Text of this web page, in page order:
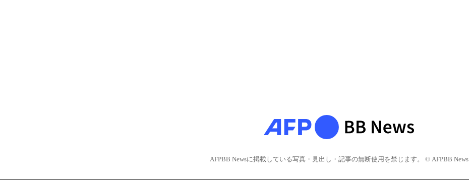
AFPBB Newsに掲載している写真・見出し・記事の無断使用を禁じます。 © AFPBB News